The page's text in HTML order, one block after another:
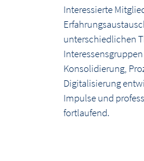
Interessierte
unterschiedlichen
Konsolidierung,
Digitalisierung
Impulse und
fortlaufend.